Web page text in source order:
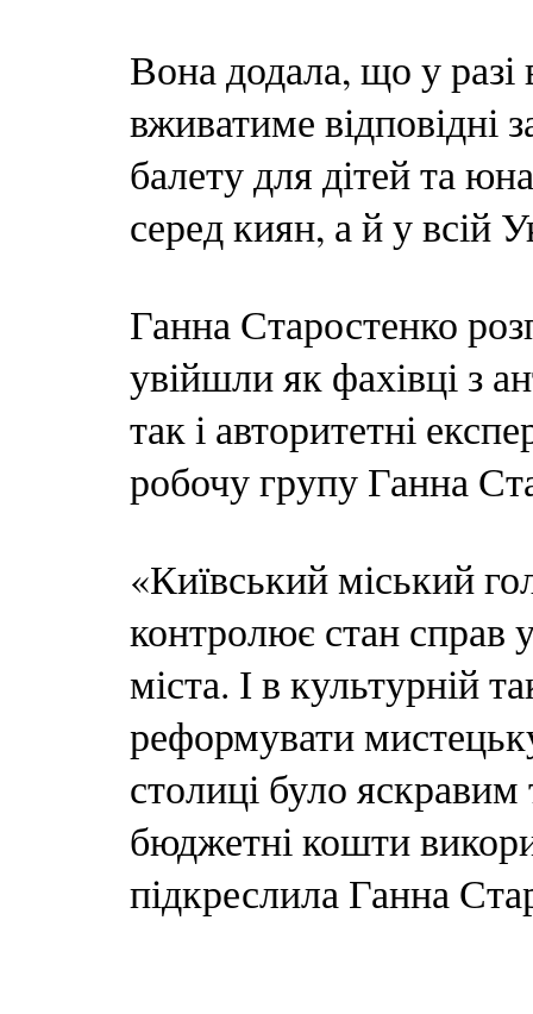
Вона додала, що у
вживатиме відповідні
балету для дітей та
серед киян, а й у всій
Ганна Старостенко
увійшли як фахівці з
так і авторитетні
робочу групу Ганна
«Київський міський
контролює стан справ
міста. І в культурній
реформувати
столиці було
бюджетні кошти
підкреслила Ганна